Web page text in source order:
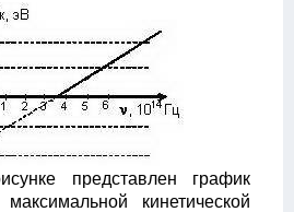
представлен график
кинетической